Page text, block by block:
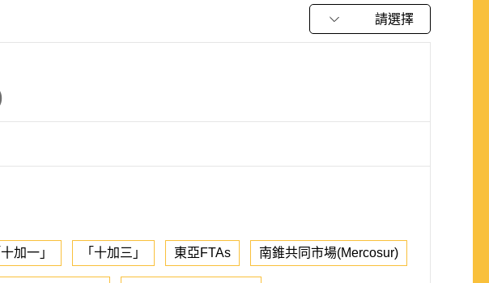
請選擇
十加一」 「十加三」 東亞FTAs 南錐共同市場(Mercosur)